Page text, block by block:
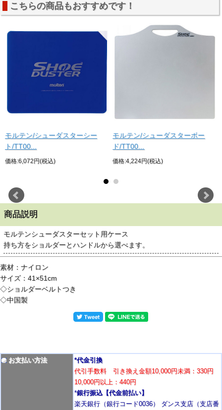
こちらの商品もおすすめです！
モルテン/シューダスターシー
ト/TT00...
価格:6,072円(税込)
モルテン/シューダスターボー
ド/TT00...
価格:4,224円(税込)
商品説明
モルテンシューダスターセット用ケース
持ち方をショルダーとハンドルから選べます。
素材：ナイロン
サイズ：41×51cm
◇ショルダーベルトつき
◇中国製
お支払い方法
*代金引換
代引手数料 引き換え金額10,000円未満：330円
10,000円以上：440円
*銀行振込【代金前払い】
楽天銀行（銀行コード0036） ダンス支店（支店番